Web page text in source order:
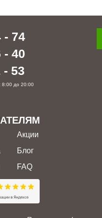
- 74
- 40
- 53
8:00 до 20:00
Акции
Блог
FAQ